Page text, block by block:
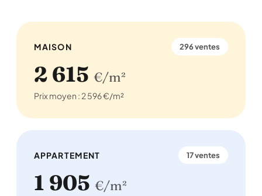
MAISON 296 ventes
2 615 €/m²
Prix moyen : 2 596 €/m²
APPARTEMENT 17 ventes
1 905 €/m²